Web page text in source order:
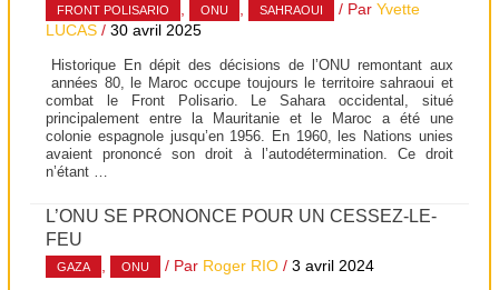
FRONT POLISARIO ONU SAHRAOUI / ParYvette
LUCAS /30 avril 2025
Historique En dépit des décisions de l’ONU remontant aux
années 80, le Maroc occupe toujours le territoire sahraoui et
combat le Front Polisario. Le Sahara occidental, situé
principalement entre la Mauritanie et le Maroc a été une
colonie espagnole jusqu’en 1956. En 1960, les Nations unies
avaient prononcé son droit à l’autodétermination. Ce droit
n’étant …
L’ONU SE PRONONCE POUR UN CESSEZ-LE-
FEU
GAZA ONU / Par Roger RIO /3 avril 2024